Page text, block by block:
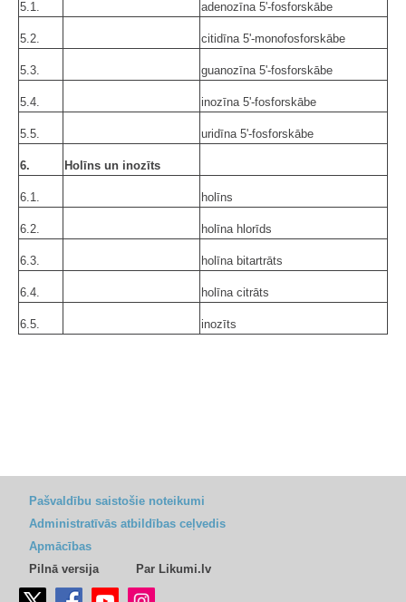
5.1. adenozīna 5'-fosforskābe
5.2. citidīna 5'-monofosforskābe
5.3. guanozīna 5'-fosforskābe
5.4. inozīna 5'-fosforskābe
5.5. uridīna 5'-fosforskābe
6. Holīns un inozīts
6.1. holīns
6.2. holīna hlorīds
6.3. holīna bitartrāts
6.4. holīna citrāts
6.5. inozīts
Pašvaldību saistošie noteikumi
Administratīvās atbildības ceļvedis
Apmācības
Pilnā versija
Par Likumi.lv